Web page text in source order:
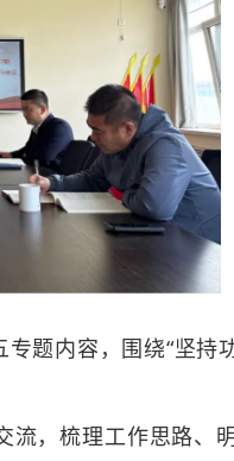
题内容，围绕“坚持
，梳理工作思路、